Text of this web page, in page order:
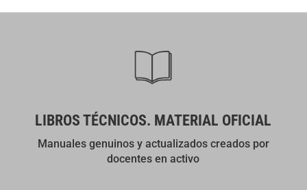
LIBROS TÉCNICOS. MATERIAL OFICIAL
Manuales genuinos y actualizados creados por
docentes en activo